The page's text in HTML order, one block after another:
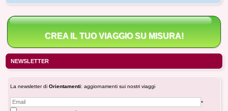
CREA IL TUO VIAGGIO SU MISURA!
NEWSLETTER
La newsletter di Orientamenti: aggiornamenti sui nostri viaggi
*